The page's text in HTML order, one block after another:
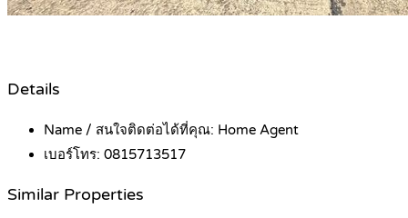
Details
Name / สนใจติดต่อได้ที่คุณ: Home Agent
เบอร์โทร: 0815713517
Similar Properties